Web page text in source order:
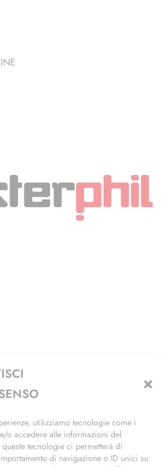
utilizziamo tecnologie come i
o accedere alle informazioni del
tecnologie ci permetterà di
di navigazione o ID unici su
Sul Naviglio (MI)